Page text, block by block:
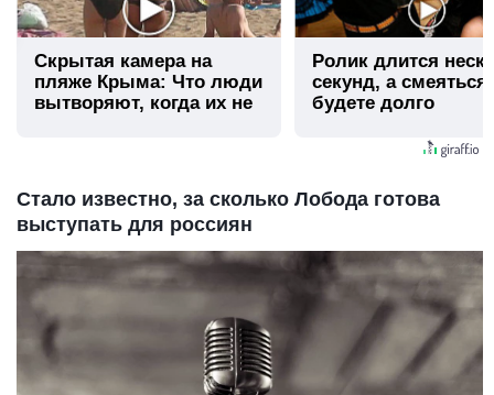
Скрытая камера на
пляже Крыма: Что люди
вытворяют, когда их не
Ролик длится
секунд, а
будете долго
Стало известно, за сколько Лобода готова
выступать для россиян